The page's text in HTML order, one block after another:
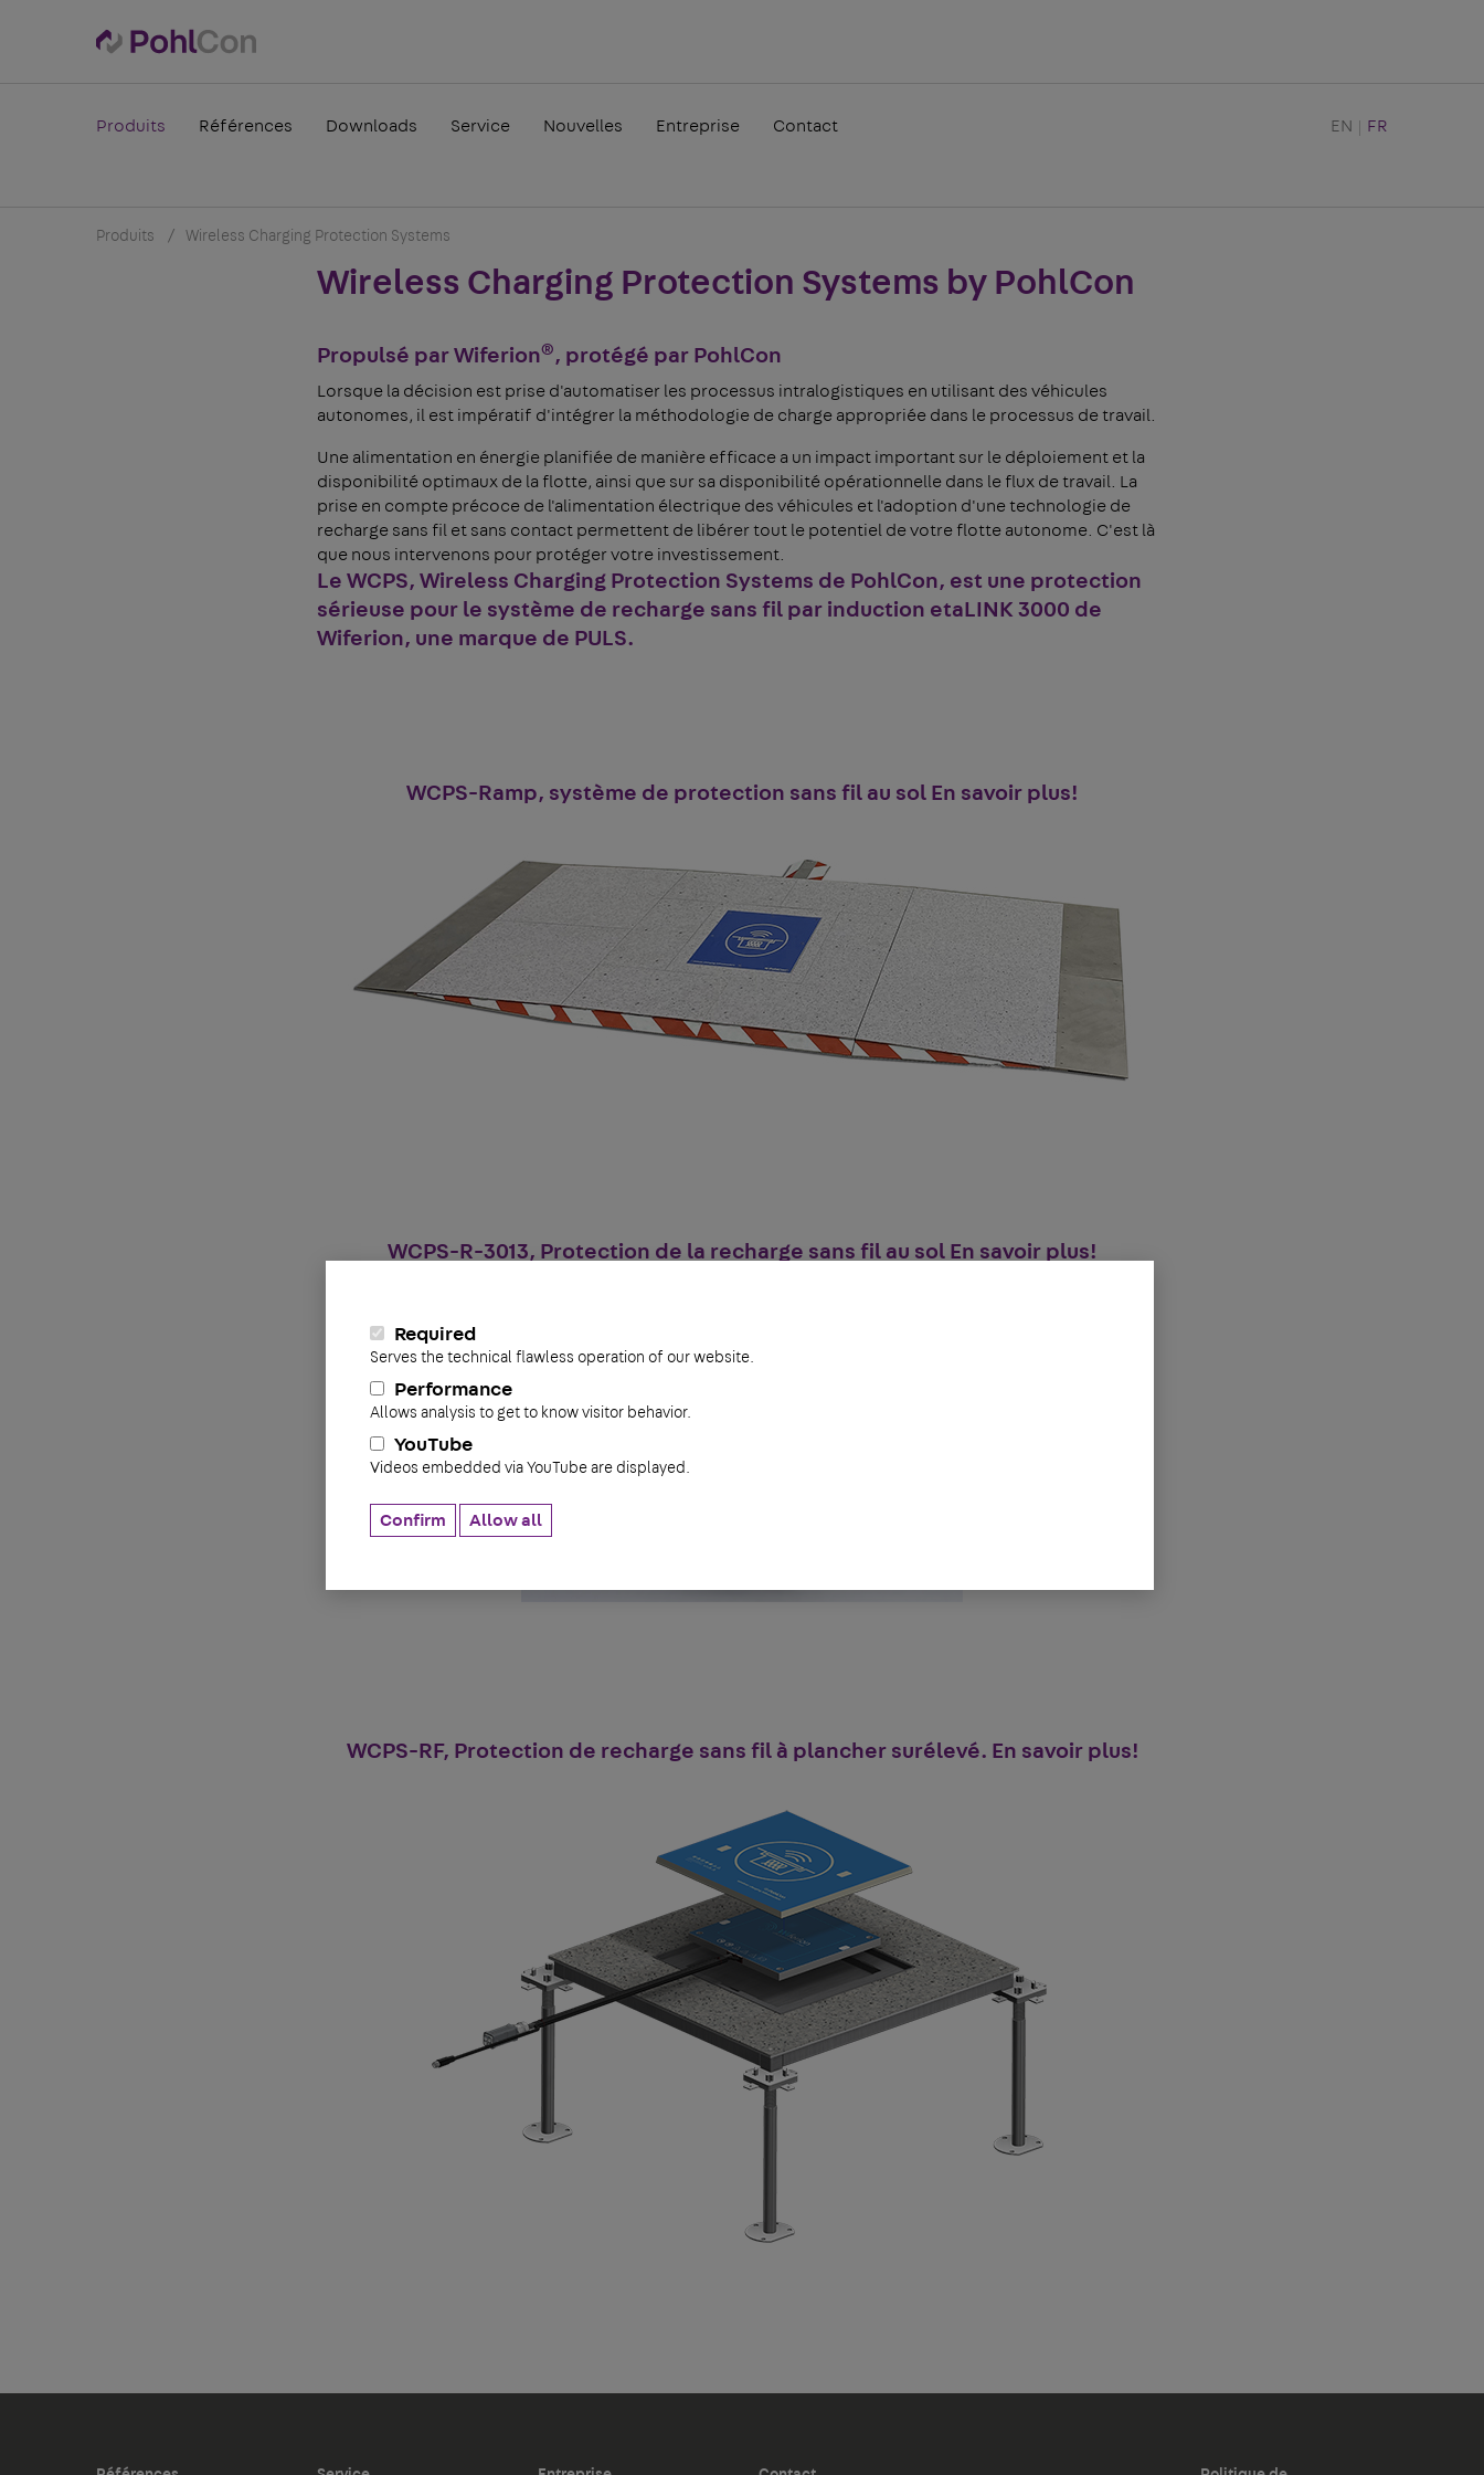
Required
Serves the technical flawless operation of our website.
Performance
Allows analysis to get to know visitor behavior.
YouTube
Videos embedded via YouTube are displayed.
Confirm Allow all
Produits Références Downloads Service Nouvelles Entreprise Contact EN FR
Produits Wireless Charging Protection Systems
Wireless Charging Protection Systems by PohlCon
Propulsé par Wiferion® , protégé par PohlCon
Lorsque la décision est prise d'automatiser les processus intralogistiques en utilisant des véhicules
autonomes, il est impératif d'intégrer la méthodologie de charge appropriée dans le processus de travail.
Une alimentation en énergie planifiée de manière efficace a un impact important sur le déploiement et la
disponibilité optimaux de la flotte, ainsi que sur sa disponibilité opérationnelle dans le flux de travail. La
prise en compte précoce de l'alimentation électrique des véhicules et l'adoption d'une technologie de
recharge sans fil et sans contact permettent de libérer tout le potentiel de votre flotte autonome. C'est là
que nous intervenons pour protéger votre investissement.
Le WCPS, Wireless Charging Protection Systems de PohlCon, est une protection
sérieuse pour le système de recharge sans fil par induction etaLINK 3000 de
Wiferion, une marque de PULS.
WCPS-Ramp, système de protection sans fil au sol En savoir plus!
WCPS-R-3013, Protection de la recharge sans fil au sol En savoir plus!
WCPS-RF, Protection de recharge sans fil à plancher surélevé. En savoir plus!